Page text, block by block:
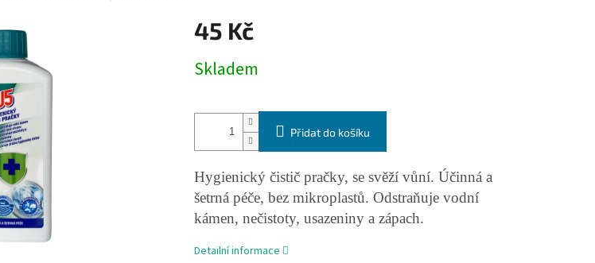
45 Kč
cena:
Skladem
Přidat do košíku
Hygienický čistič pračky, se svěží vůní. Účinná a
šetrná péče, bez mikroplastů. Odstraňuje vodní
kámen, nečistoty, usazeniny a zápach.
Detailní informace